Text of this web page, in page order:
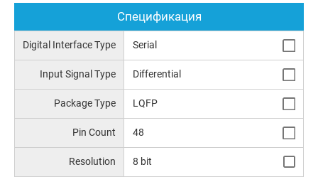
Спецификация
Digital Interface Type Serial
Input Signal Type Differential
Package Type LQFP
Pin Count 48
Resolution 8 bit